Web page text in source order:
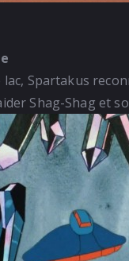
Spartakus
Shag-Shag et